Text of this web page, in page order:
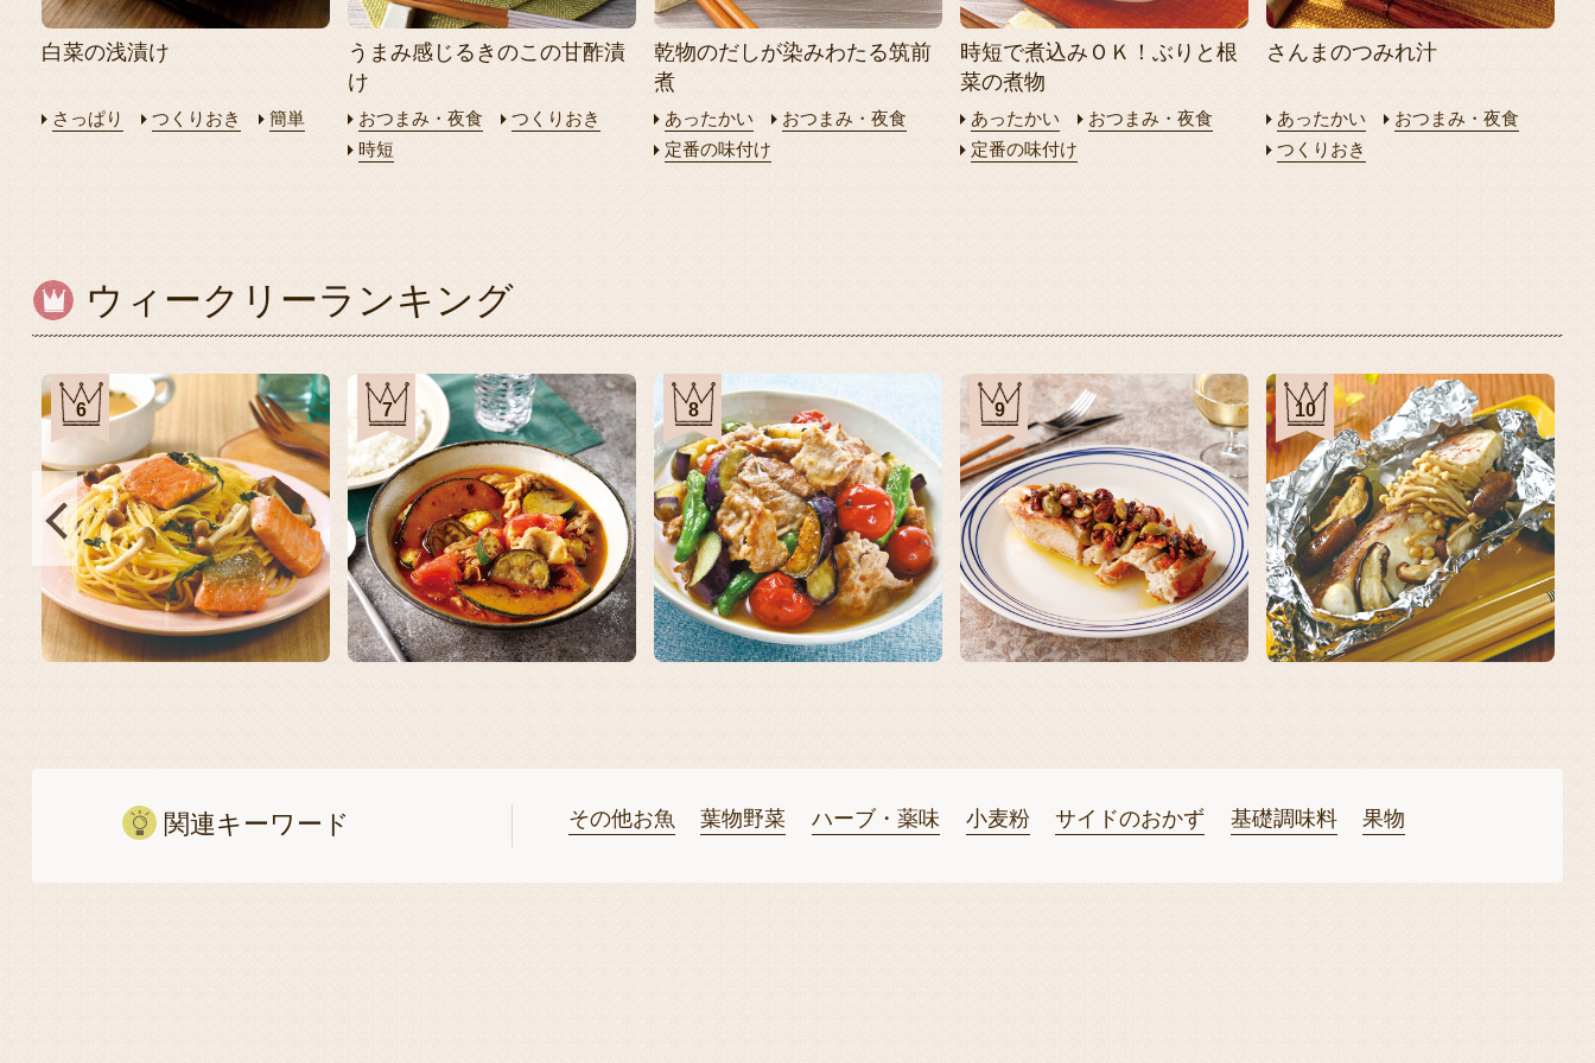
白菜の浅漬け
さっぱり つくりおき 簡単
うまみ感じるきのこの甘酢漬
け
おつまみ・夜食
つくりおき
時短
乾物のだしが染みわたる筑前
煮
あったかい
おつまみ・夜食
定番の味付け
時短で煮込みＯＫ！ぶりと根
菜の煮物
あったかい
おつまみ・夜食
定番の味付け
さんまのつみれ汁
あったかい
おつまみ・夜食
つくりおき
ウィークリーランキング
6 7 8 9 10
関連キーワード その他お魚 葉物野菜 ハーブ・薬味 小麦粉 サイドのおかず 基礎調味料 果物